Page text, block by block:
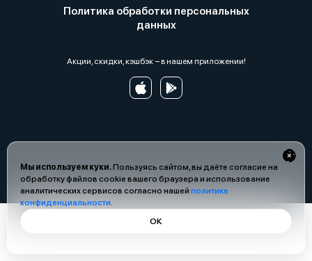
Мы используем куки.Пользуясь сайтом, вы даёте согласие на
обработку файлов cookie вашего браузера и использование
аналитических сервисов согласно нашей политике
конфиденциальности.
ОК
Политика обработки персональных
данных
Акции, скидки, кэшбэк − в нашем приложении!